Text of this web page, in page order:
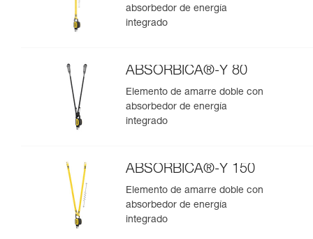
absorbedor de energía
integrado
ABSORBICA®-Y 80
Elemento de amarre doble con
absorbedor de energía
integrado
ABSORBICA®-Y 150
Elemento de amarre doble con
absorbedor de energía
integrado